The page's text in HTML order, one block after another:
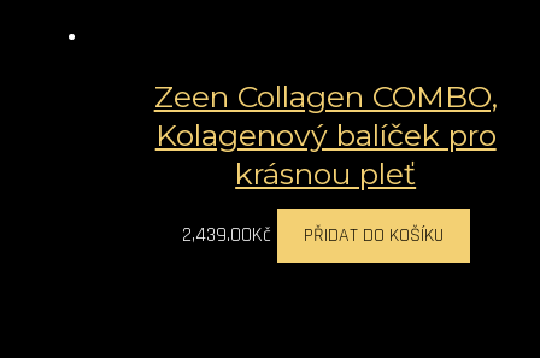
Zeen Collagen COMBO,
Kolagenový balíček pro
krásnou pleť
2,439.00Kč PŘIDAT DO KOŠÍKU